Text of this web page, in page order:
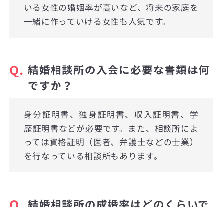
いる女性の婚姻率が高いなど、将来の家庭を
一緒に作っていける女性も人気です。
Q. 結婚相談所の入会に必要な書類は何
ですか？
身分証明書、独身証明書、収入証明書、学
歴証明書などが必要です。また、相談所によ
っては資格証明（医者、弁護士などの士業）
を行なっている相談所もあります。
結婚相談所の成婚率はどのくらいで